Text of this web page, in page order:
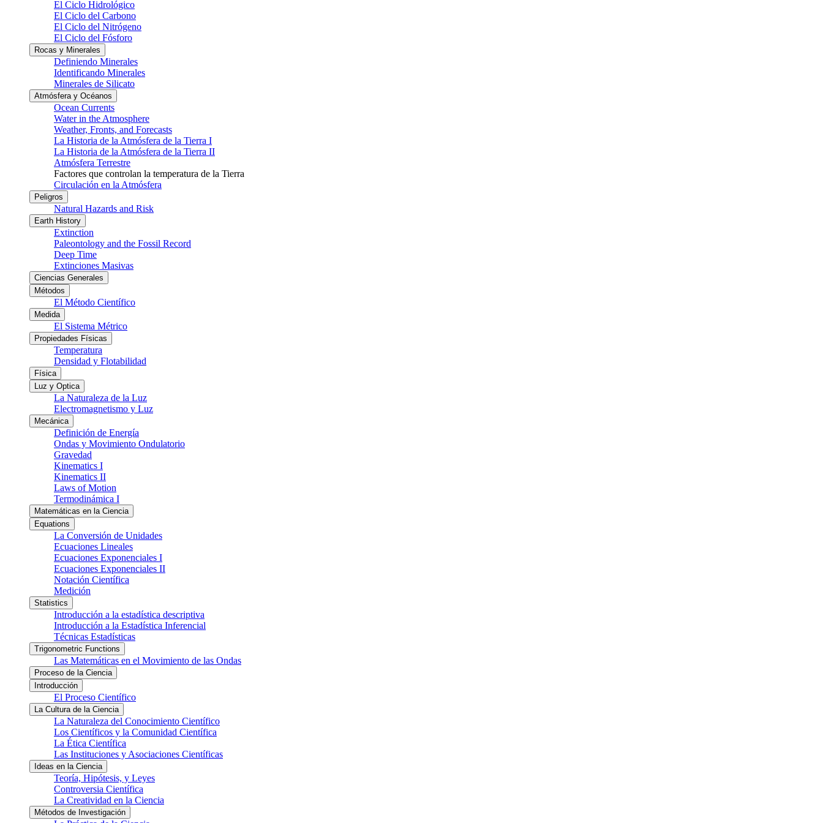
El Ciclo Hidrológico
El Ciclo del Carbono
El Ciclo del Nitrógeno
El Ciclo del Fósforo
Rocas y Minerales
Definiendo Minerales
Identificando Minerales
Minerales de Silicato
Atmósfera y Océanos
Ocean Currents
Water in the Atmosphere
Weather, Fronts, and Forecasts
La Historia de la Atmósfera de la Tierra I
La Historia de la Atmósfera de la Tierra II
Atmósfera Terrestre
Factores que controlan la temperatura de la Tierra
Circulación en la Atmósfera
Peligros
Natural Hazards and Risk
Earth History
Extinction
Paleontology and the Fossil Record
Deep Time
Extinciones Masivas
Ciencias Generales
Métodos
El Método Científico
Medida
El Sistema Métrico
Propiedades Físicas
Temperatura
Densidad y Flotabilidad
Física
Luz y Optica
La Naturaleza de la Luz
Electromagnetismo y Luz
Mecánica
Definición de Energía
Ondas y Movimiento Ondulatorio
Gravedad
Kinematics I
Kinematics II
Laws of Motion
Termodinámica I
Matemáticas en la Ciencia
Equations
La Conversión de Unidades
Ecuaciones Lineales
Ecuaciones Exponenciales I
Ecuaciones Exponenciales II
Notación Científica
Medición
Statistics
Introducción a la estadística descriptiva
Introducción a la Estadística Inferencial
Técnicas Estadísticas
Trigonometric Functions
Las Matemáticas en el Movimiento de las Ondas
Proceso de la Ciencia
Introducción
El Proceso Científico
La Cultura de la Ciencia
La Naturaleza del Conocimiento Científico
Los Científicos y la Comunidad Científica
La Ética Científica
Las Instituciones y Asociaciones Científicas
Ideas en la Ciencia
Teoría, Hipótesis, y Leyes
Controversia Científica
La Creatividad en la Ciencia
Métodos de Investigación